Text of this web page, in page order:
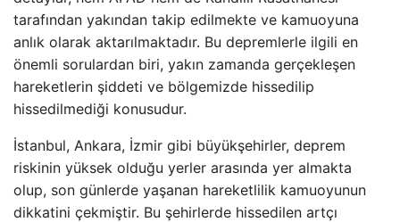
tarafından yakından takip edilmekte ve kamuoyuna
anlık olarak aktarılmaktadır. Bu depremlerle ilgili en
önemli sorulardan biri, yakın zamanda gerçekleşen
hareketlerin şiddeti ve bölgemizde hissedilip
hissedilmediği konusudur.
İstanbul, Ankara, İzmir gibi büyükşehirler, deprem
riskinin yüksek olduğu yerler arasında yer almakta
olup, son günlerde yaşanan hareketlilik kamuoyunun
dikkatini çekmiştir. Bu şehirlerde hissedilen artçı